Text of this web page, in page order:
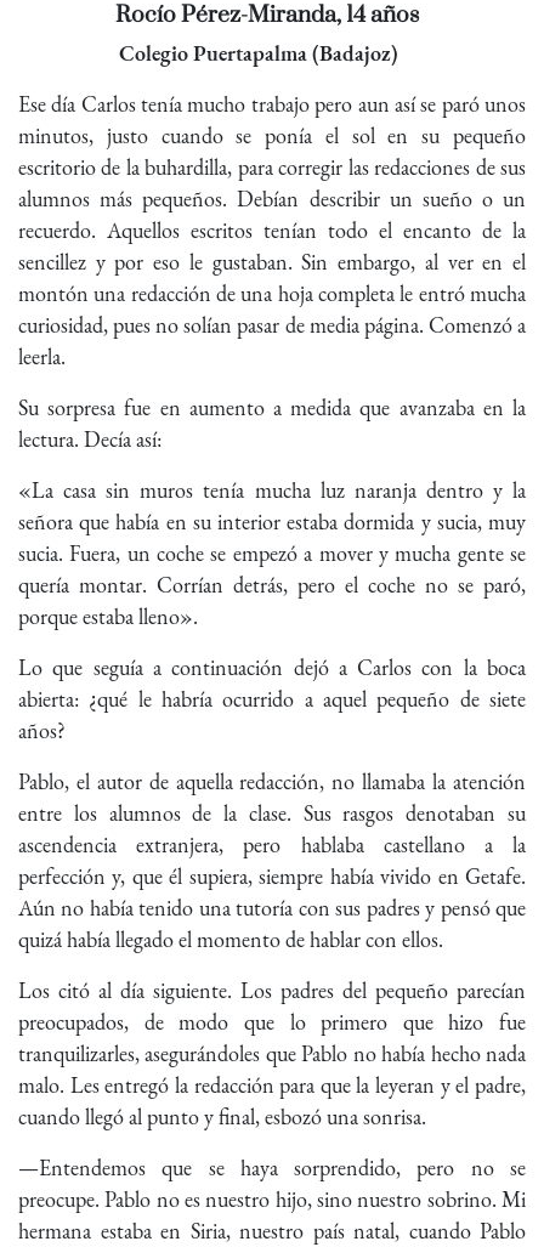
Rocío Pérez-Miranda, 14 años
Colegio Puertapalma (Badajoz)
Ese día Carlos tenía mucho trabajo pero aun así se paró unos
minutos, justo cuando se ponía el sol en su pequeño
escritorio de la buhardilla, para corregir las redacciones de sus
alumnos más pequeños. Debían describir un sueño o un
recuerdo. Aquellos escritos tenían todo el encanto de la
sencillez y por eso le gustaban. Sin embargo, al ver en el
montón una redacción de una hoja completa le entró mucha
curiosidad, pues no solían pasar de media página. Comenzó a
leerla.
Su sorpresa fue en aumento a medida que avanzaba en la
lectura. Decía así:
«La casa sin muros tenía mucha luz naranja dentro y la
señora que había en su interior estaba dormida y sucia, muy
sucia. Fuera, un coche se empezó a mover y mucha gente se
quería montar. Corrían detrás, pero el coche no se paró,
porque estaba lleno».
Lo que seguía a continuación dejó a Carlos con la boca
abierta: ¿qué le habría ocurrido a aquel pequeño de siete
años?
Pablo, el autor de aquella redacción, no llamaba la atención
entre los alumnos de la clase. Sus rasgos denotaban su
ascendencia extranjera, pero hablaba castellano a la
perfección y, que él supiera, siempre había vivido en Getafe.
Aún no había tenido una tutoría con sus padres y pensó que
quizá había llegado el momento de hablar con ellos.
Los citó al día siguiente. Los padres del pequeño parecían
preocupados, de modo que lo primero que hizo fue
tranquilizarles, asegurándoles que Pablo no había hecho nada
malo. Les entregó la redacción para que la leyeran y el padre,
cuando llegó al punto y final, esbozó una sonrisa.
—Entendemos que se haya sorprendido, pero no se
preocupe. Pablo no es nuestro hijo, sino nuestro sobrino. Mi
hermana estaba en Siria, nuestro país natal, cuando Pablo